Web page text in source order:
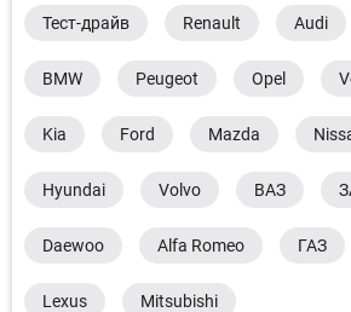
Тест-драйв Renault Audi
BMW Peugeot Opel
Kia Ford Mazda
Hyundai Volvo ВАЗ
Daewoo Alfa Romeo ГАЗ
Lexus Mitsubishi